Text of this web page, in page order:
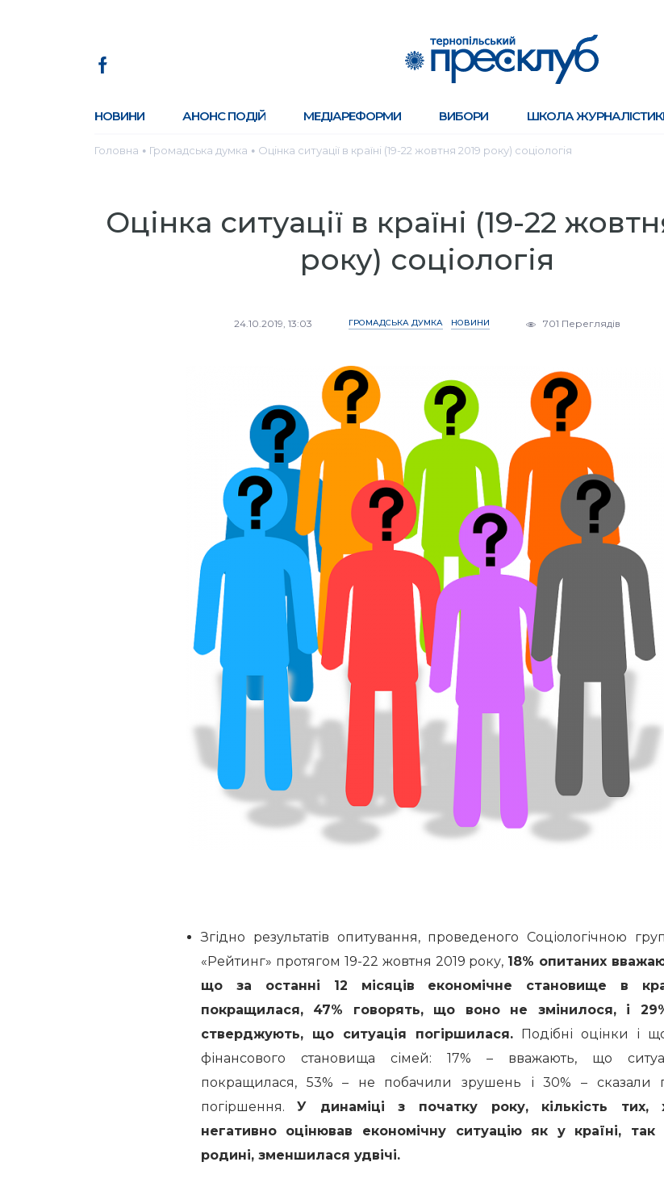
НОВИНИ АНОНС ПОДІЙ МЕДІАРЕФОРМИ ВИБОРИ ШКОЛА
Головна ● Громадська думка ● Оцінка ситуації в країні (19-22 жовтня 2019 року) соціологія
Оцінка ситуації в країні (19-22
року) соціологія
24.10.2019, 13:03 ГРОМАДСЬКА ДУМКА НОВИНИ 701 Переглядів
Згідно результатів опитування, проведеного Соціологічною
«Рейтинг» протягом 19-22 жовтня 2019 року, 18% опитаних
що за останні 12 місяців економічне становище в
покращилася, 47% говорять, що воно не змінилося, і
стверджують, що ситуація погіршилася.Подібні оцінки і
фінансового становища сімей: 17% – вважають, що
покращилася, 53% – не побачили зрушень і 30% – сказали
погіршення.У динаміці з початку року, кількість тих,
негативно оцінював економічну ситуацію як у країні, так
родині, зменшилася удвічі.